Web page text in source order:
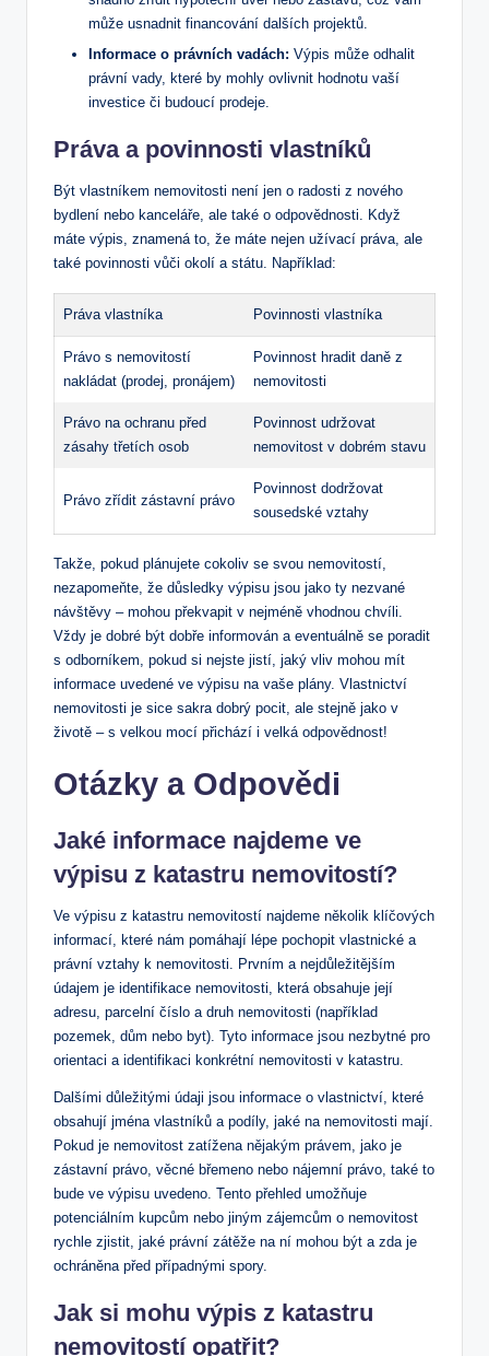
‌může usnadnit financování dalších projektů.
Informace⁢ o právních ⁢vadách: Výpis může odhalit
právní vady, které by mohly ovlivnit hodnotu​ vaší
investice či budoucí‌ prodeje.
Práva a povinnosti vlastníků
Být vlastníkem nemovitosti není ‌jen o ⁢radosti z⁤ nového
bydlení ⁣nebo kanceláře, ale také o odpovědnosti. Když
máte výpis, ‌znamená to, že máte nejen‌ užívací práva, ale
také povinnosti vůči ‍okolí a státu. Například:
Práva ⁤vlastníka Povinnosti vlastníka
Právo ‌s nemovitostí
nakládat (prodej, pronájem)
Povinnost hradit daně z
nemovitosti
Právo na ochranu před
zásahy třetích osob
Povinnost udržovat
nemovitost v‍ dobrém​ stavu
Právo zřídit ⁤zástavní právo
Povinnost dodržovat
sousedské vztahy
Takže, pokud plánujete cokoliv se ​svou nemovitostí,
nezapomeňte, že důsledky výpisu jsou jako ty ⁢nezvané
návštěvy – mohou překvapit v​ nejméně ​vhodnou chvíli.
Vždy je dobré být dobře informován⁤ a eventuálně se poradit
⁣s odborníkem, pokud si nejste jistí, jaký vliv mohou mít
informace uvedené ve výpisu na vaše plány.⁣ Vlastnictví ​
nemovitosti je sice sakra dobrý pocit, ale stejně ⁢jako ​v⁣
životě​ – s velkou⁤ mocí ⁢přichází i velká odpovědnost!
Otázky a Odpovědi
Jaké informace najdeme​ ve
výpisu z katastru nemovitostí?
Ve výpisu z katastru nemovitostí najdeme několik ‍klíčových
informací, které nám​ pomáhají lépe pochopit ⁣vlastnické⁢ a
právní vztahy k nemovitosti. Prvním a nejdůležitějším⁢
údajem je identifikace nemovitosti, která obsahuje její
‍adresu, ⁢parcelní číslo a druh nemovitosti (například
pozemek, dům nebo byt). Tyto informace jsou nezbytné ​pro
⁢orientaci a identifikaci konkrétní nemovitosti v katastru.
Dalšími důležitými údaji jsou informace ⁢o‌ vlastnictví, které
obsahují ‍jména vlastníků a podíly, ​jaké na nemovitosti ⁣mají.
Pokud je nemovitost⁤ zatížena nějakým právem, jako je
zástavní právo,⁤ věcné břemeno nebo nájemní právo,⁢ také to
bude ve ⁤výpisu uvedeno.⁤ Tento přehled umožňuje
potenciálním kupcům⁣ nebo​ jiným zájemcům o nemovitost
‍rychle zjistit, jaké právní zátěže na ⁤ní ‍mohou ⁢být a zda je
ochráněna před případnými spory.
Jak si mohu výpis z katastru
nemovitostí opatřit?